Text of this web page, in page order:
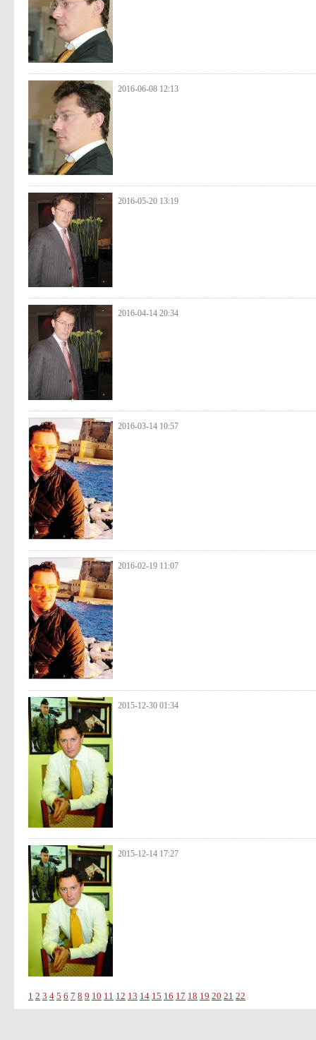
2016-06-08 12:13
2016-05-20 13:19
2016-04-14 20:34
2016-03-14 10:57
2016-02-19 11:07
2015-12-30 01:34
2015-12-14 17:27
1 2 3 4 5 6 7 8 9 10 11 12 13 14 15 16 17 18 19 20 21 22